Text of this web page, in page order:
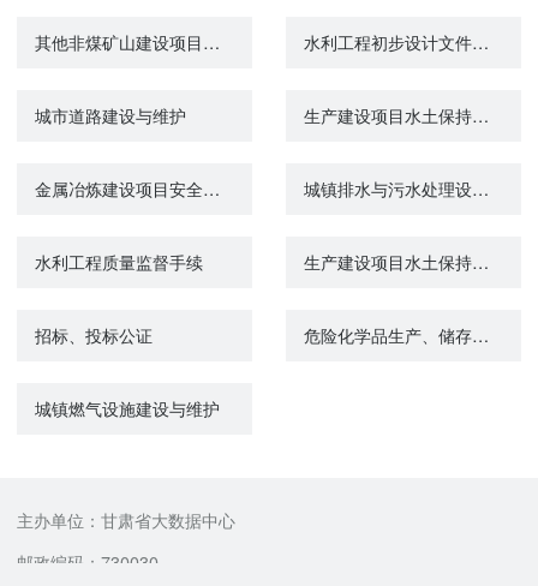
其他非煤矿山建设项目安全设施设计审查 水利工程初步设计文件批复结果查询
城市道路建设与维护 生产建设项目水土保持方案审批结果查询
金属冶炼建设项目安全设施设计审查 城镇排水与污水处理设施建设与维护
水利工程质量监督手续 生产建设项目水土保持设施自主验收备案
招标、投标公证 危险化学品生产、储存建设项目安全设施设计审查
城镇燃气设施建设与维护
主办单位：甘肃省大数据中心
邮政编码：730030